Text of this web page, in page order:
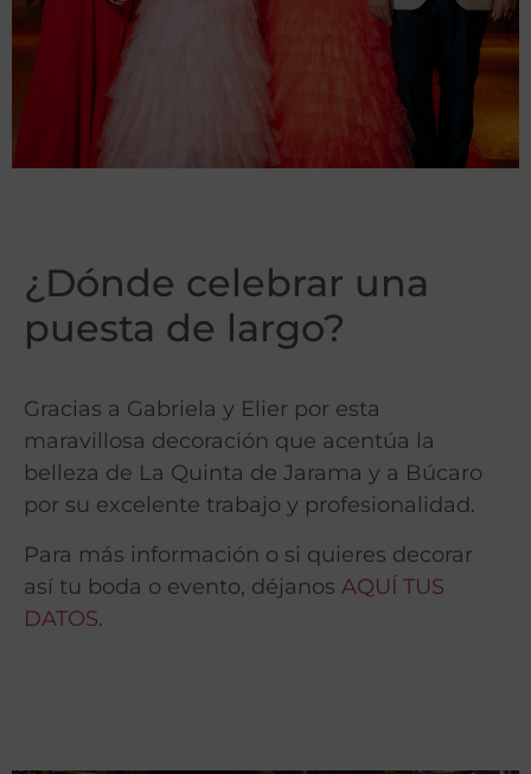
¿Dónde celebrar una
puesta de largo?
Gracias a Gabriela y Elier por esta
maravillosa decoración que acentúa la
belleza de La Quinta de Jarama y a Búcaro
por su excelente trabajo y profesionalidad.
Para más información o si quieres decorar
así tu boda o evento, déjanos AQUÍ TUS
DATOS.